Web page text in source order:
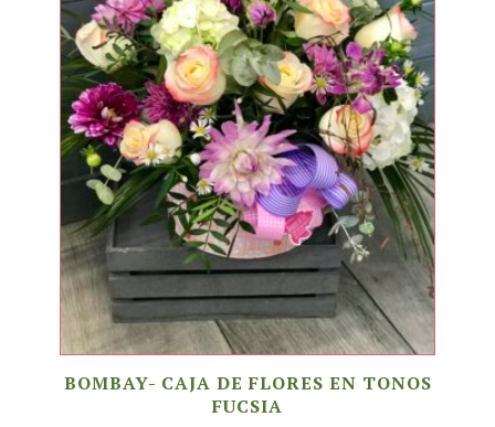
BOMBAY- CAJA DE FLORES EN TONOS
FUCSIA